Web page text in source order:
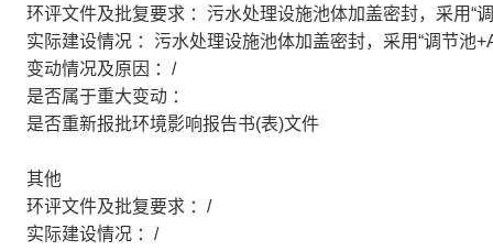
环评文件及批复要求 ：污水处理设施池体加盖密封，采用“
实际建设情况 ：污水处理设施池体加盖密封，采用“调节池
变动情况及原因 ：/
是否属于重大变动 ：
是否重新报批环境影响报告书(表)文件
其他
环评文件及批复要求 ：/
实际建设情况 ：/